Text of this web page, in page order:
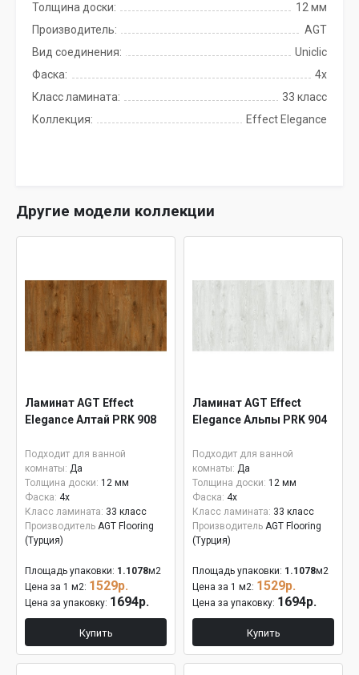
Толщина доски:
12 мм
Производитель:
AGT
Вид соединения:
Uniclic
Фаска:
4x
Класс ламината:
33 класс
Коллекция:
Effect Elegance
Другие модели коллекции
Ламинат AGT Effect
Elegance Алтай PRK 908
Подходит для ванной
комнаты: Да
Толщина доски: 12 мм
Фаска: 4x
Класс ламината: 33 класс
Производитель AGT Flooring
(Турция)
Площадь упаковки: 1.1078м2
Цена за 1 м2: 1529р.
Цена за упаковку: 1694р.
Купить
Ламинат AGT Effect
Elegance Альпы PRK 904
Подходит для ванной
комнаты: Да
Толщина доски: 12 мм
Фаска: 4x
Класс ламината: 33 класс
Производитель AGT Flooring
(Турция)
Площадь упаковки: 1.1078м2
Цена за 1 м2: 1529р.
Цена за упаковку: 1694р.
Купить